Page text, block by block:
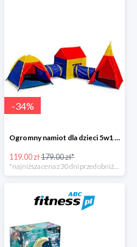
-34%
Ogromny namiot dla dzieci 5w1 labirynt -34%
119.00 zł179.00 zł*